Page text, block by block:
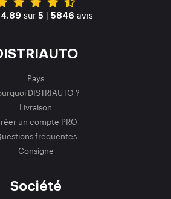
4.89 sur 5 | 5846 avis
Pays
DISTRIAUTO ?
Livraison
un compte PRO
fréquentes
Consigne
Société